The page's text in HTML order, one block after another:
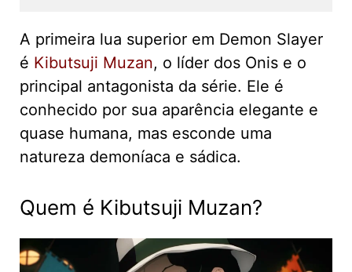
A primeira lua superior em Demon Slayer
é Kibutsuji Muzan, o líder dos Onis e o
principal antagonista da série. Ele é
conhecido por sua aparência elegante e
quase humana, mas esconde uma
natureza demoníaca e sádica.
Quem é Kibutsuji Muzan?